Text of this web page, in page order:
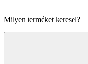
Milyen terméket keresel?